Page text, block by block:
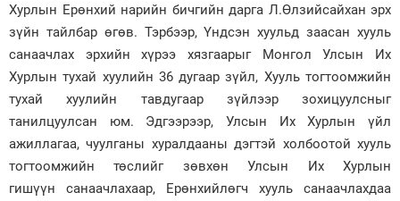
Хурлын Ерөнхий нарийн бичгийн дарга Л.Өлзийсайхан эрх
зүйн тайлбар өгөв. Тэрбээр, Үндсэн хуульд заасан хууль
санаачлах эрхийн хүрээ хязгаарыг Монгол Улсын Их
Хурлын тухай хуулийн 36 дугаар зүйл, Хууль тогтоомжийн
тухай хуулийн тавдугаар зүйлээр зохицуулсныг
танилцуулсан юм. Эдгээрээр, Улсын Их Хурлын үйл
ажиллагаа, чуулганы хуралдааны дэгтэй холбоотой хууль
тогтоомжийн төслийг зөвхөн Улсын Их Хурлын
гишүүн санаачлахаар, Ерөнхийлөгч хууль санаачлахдаа